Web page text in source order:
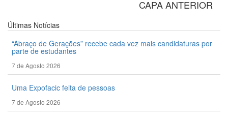
CAPA ANTERIOR
Últimas Notícias
“Abraço de Gerações” recebe cada vez mais candidaturas por
parte de estudantes
7 de Agosto 2026
Uma Expofacic feita de pessoas
7 de Agosto 2026